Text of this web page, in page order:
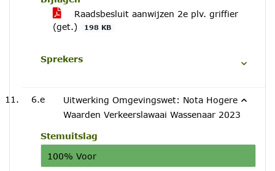
Raadsbesluit aanwijzen 2e plv. griffier
(get.)
198 KB
Sprekers
6.e
Uitwerking Omgevingswet: Nota Hogere
Waarden Verkeerslawaai Wassenaar 2023
Stemuitslag
100% Voor